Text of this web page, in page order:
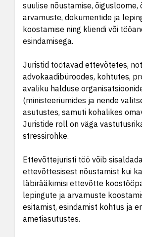
suulise nõustamise, õigusloome,
arvamuste, dokumentide ja
koostamise ning kliendi või
esindamisega.
Juristid töötavad ettevõtetes,
advokaadibüroodes, kohtutes,
avaliku halduse
(ministeeriumides ja nende
asutustes, samuti kohalikes
Juristide roll on väga
stressirohke.
Ettevõttejuristi töö võib
ettevõttesisest nõustamist kui
läbirääkimisi ettevõtte
lepingute ja arvamuste
esitamist, esindamist kohtus ja
ametiasutustes.